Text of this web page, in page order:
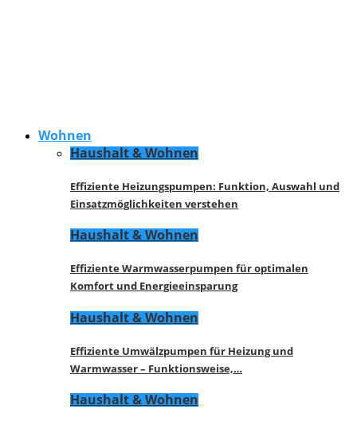
Wohnen
Haushalt & Wohnen
Effiziente Heizungspumpen: Funktion, Auswahl und
Einsatzmöglichkeiten verstehen
Haushalt & Wohnen
Effiziente Warmwasserpumpen für optimalen
Komfort und Energieeinsparung
Haushalt & Wohnen
Effiziente Umwälzpumpen für Heizung und
Warmwasser – Funktionsweise,…
Haushalt & Wohnen